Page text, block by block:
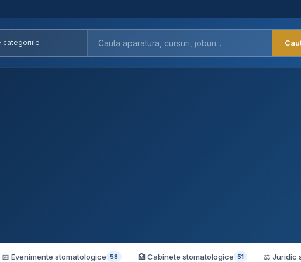
📅 Evenimente stomatologice 58 🏥 Cabinete stomatologice 51 ⚖️ Juridic